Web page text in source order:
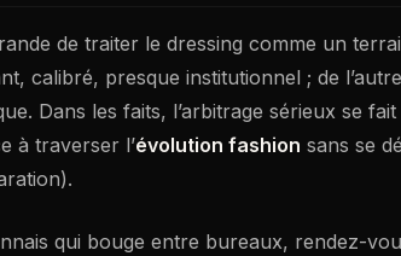
de traiter le dressing comme un
calibré, presque institutionnel ; de
Dans les faits, l’arbitrage sérieux se
à traverser l’évolution fashion sans se
qui bouge entre bureaux, rendez-